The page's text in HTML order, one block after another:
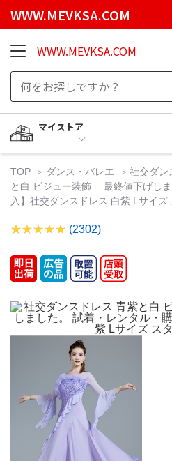
WWW.MEVKSA.COM
WWW.MEVKSA.COM
マイストア
TOP ダンス・バレエ 社交ダン
と白 ビジュー装飾 最終値下げし
入】社交ダンスドレス 白紫 Lサイズ
(2302)